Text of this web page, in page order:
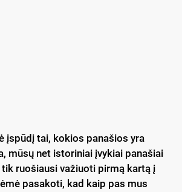
įspūdį tai, kokios panašios yra
mūsų net istoriniai įvykiai panašiai
ruošiausi važiuoti pirmą kartą į
pasakoti, kad kaip pas mus